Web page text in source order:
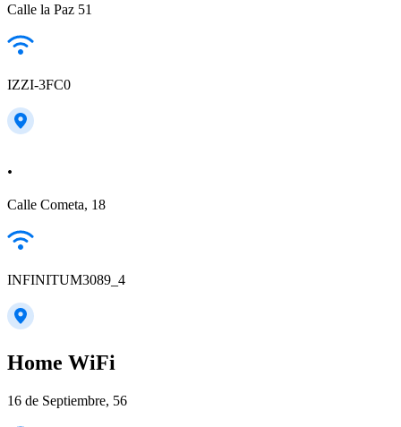
Calle la Paz 51
IZZI-3FC0
.
Calle Cometa, 18
INFINITUM3089_4
Home WiFi
16 de Septiembre, 56